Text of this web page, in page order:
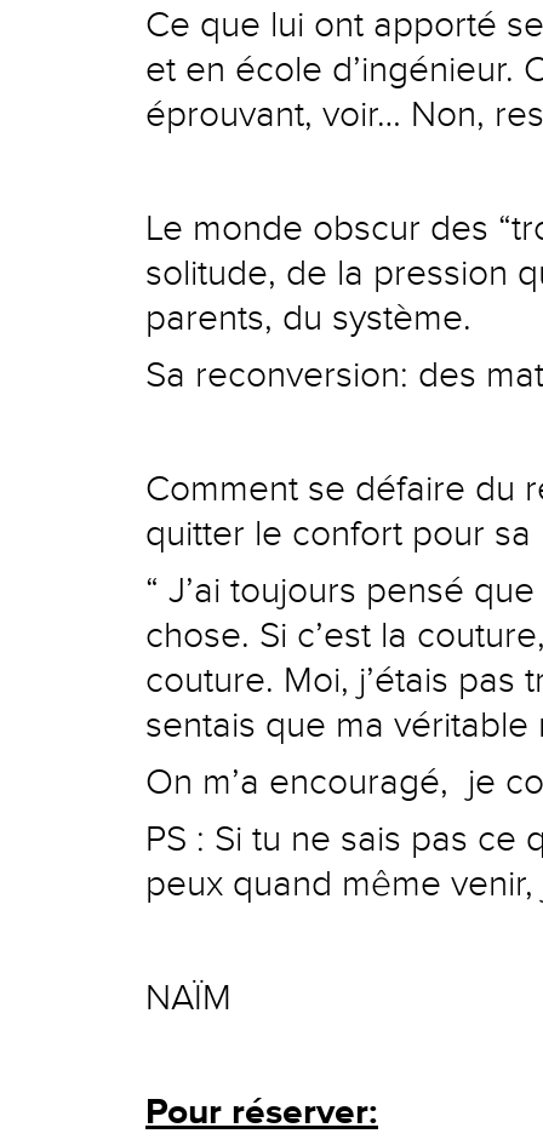
Ce que lui ont apporté
et en école d’ingénieur.
éprouvant, voir… Non,
Le monde obscur des
solitude, de la pression
parents, du système.
Sa reconversion: des
Comment se défaire du
quitter le confort pour sa
“ J’ai toujours pensé
chose. Si c’est la
couture. Moi, j’étais pas
sentais que ma véritable
On m’a encouragé, je
PS : Si tu ne sais pas ce
peux quand même
NAÏM
Pour réserver: